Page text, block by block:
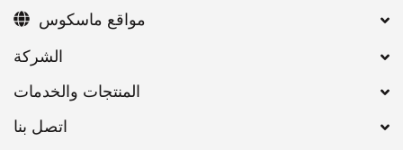
اتصل بنا
مواقع ماسكوس